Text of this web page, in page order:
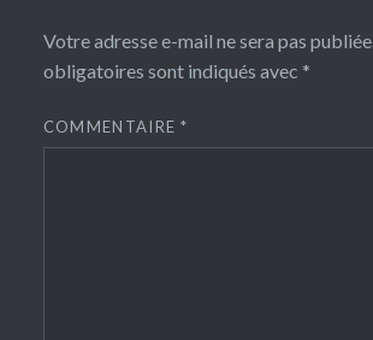
Votre adresse e-mail ne sera pas publiée.
obligatoires sont indiqués avec *
COMMENTAIRE*